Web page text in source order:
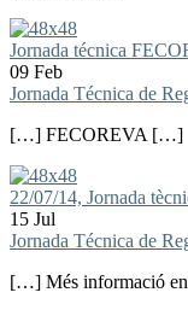
Jornada técnica
09 Feb
Jornada Técnica de
[…] FECOREVA […]
22/07/14, Jornada
15 Jul
Jornada Técnica de
[…] Més informació